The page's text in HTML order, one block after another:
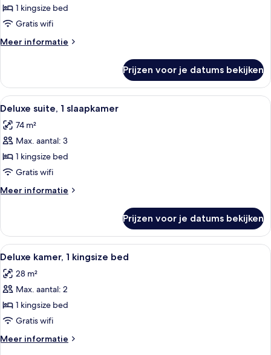
(Spot)
laden
1 kingsize bed
Gratis wifi
Meer informatie
Meer
(Spot)
Prijzen voor je datums bekijken
Alle
foto's
voor
Deluxe
suite,
1
slaapkamer
laden
Een moderne hotelkamer met een
5
Deluxe suite, 1 slaapkamer
74 m²
Max. aantal: 3
1 kingsize bed
Gratis wifi
Meer informatie
Meer
suite,
slaapkamer
Prijzen voor je datums bekijken
Alle
foto's
voor
Deluxe
kamer,
1
kingsize
bed
Een hotelkamer met een groot
9
Deluxe kamer, 1 kingsize bed
28 m²
Max. aantal: 2
1 kingsize bed
Gratis wifi
Meer informatie
Meer